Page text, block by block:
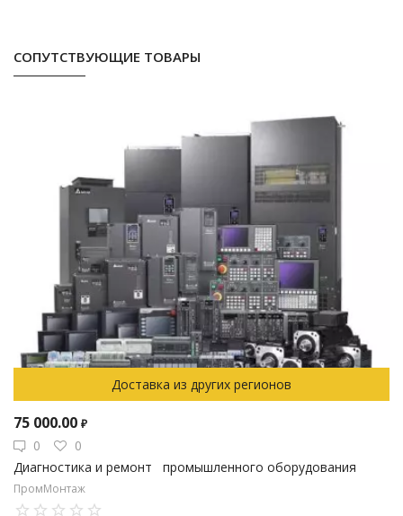
СОПУТСТВУЮЩИЕ ТОВАРЫ
Доставка из других регионов
75 000.00 ₽
0
0
Диагностика и ремонт промышленного оборудования
ПромМонтаж